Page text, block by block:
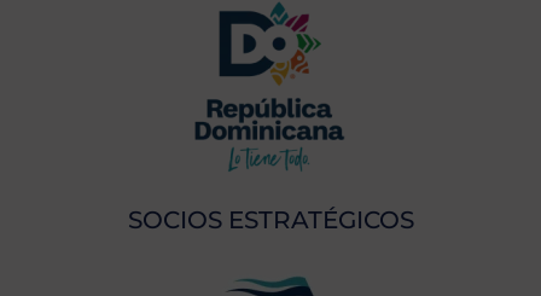
SOCIOS ESTRATÉGICOS